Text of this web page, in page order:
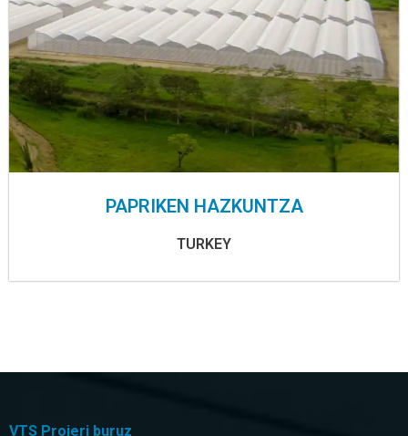
PAPRIKEN HAZKUNTZA
TURKEY
VTS Projeri buruz